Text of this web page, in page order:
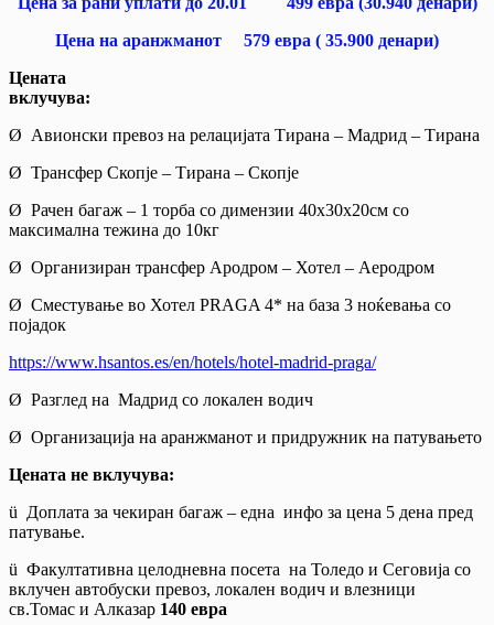
Цена на аранжманот 579 евра ( 35.900 денари)
Цената
вклучува:
Ø Авионски превоз на релацијата Тирана – Мадрид – Тирана
Ø Трансфер Скопје – Тирана – Скопје
Ø Рачен багаж – 1 торба со димензии 40х30х20см со
максимална тежина до 10кг
Ø Организиран трансфер Ародром – Хотел – Аеродром
Ø Сместување во Хотел PRAGA 4* на база 3 ноќевања со
појадок
https://www.hsantos.es/en/hotels/hotel-madrid-praga/
Ø Разглед на Мадрид со локален водич
Ø Организација на аранжманот и придружник на патувањето
Цената не вклучува:
ü Доплата за чекиран багаж – една инфо за цена 5 дена пред
патување.
ü Факултативна целодневна посета на Толедо и Сеговија со
вклучен автобуски превоз, локален водич и влезници
св.Томас и Алказар 140 евра